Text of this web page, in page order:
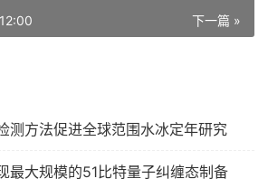
下一篇 »
测方法促进全球范围水冰定年研究
最大规模的51比特量子纠缠态制备